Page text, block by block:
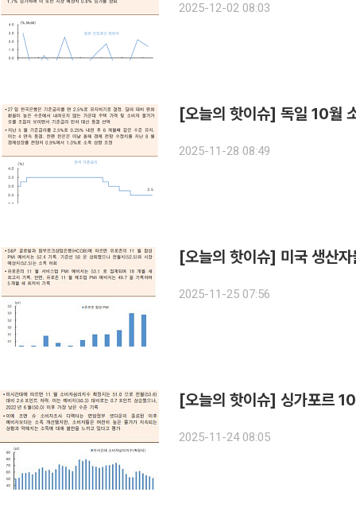
2025-12-02 08:03
[오늘의 핫이슈] 독일 10월
2025-11-28 08:49
[오늘의 핫이슈] 미국 생산자
2025-11-25 07:56
2025-11-24 08:05